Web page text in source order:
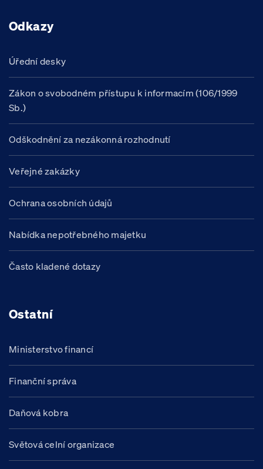
Odkazy
Úřední desky
Zákon o svobodném přístupu k informacím (106/1999
Sb.)
Odškodnění za nezákonná rozhodnutí
Veřejné zakázky
Ochrana osobních údajů
Nabídka nepotřebného majetku
Často kladené dotazy
Ostatní
Ministerstvo financí
Finanční správa
Daňová kobra
Světová celní organizace